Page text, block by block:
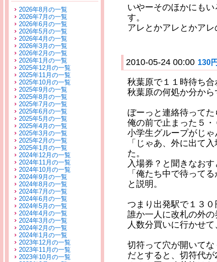
2026年8月の一覧
2026年7月の一覧
2026年6月の一覧
2026年5月の一覧
2026年4月の一覧
2026年3月の一覧
2026年2月の一覧
2026年1月の一覧
2025年12月の一覧
2025年11月の一覧
2025年10月の一覧
2025年9月の一覧
2025年8月の一覧
2025年7月の一覧
2025年6月の一覧
2025年5月の一覧
2025年4月の一覧
2025年3月の一覧
2025年2月の一覧
2025年1月の一覧
2024年12月の一覧
2024年11月の一覧
2024年10月の一覧
2024年9月の一覧
2024年8月の一覧
2024年7月の一覧
2024年6月の一覧
2024年5月の一覧
2024年4月の一覧
2024年3月の一覧
2024年2月の一覧
2024年1月の一覧
2023年12月の一覧
2023年11月の一覧
2023年10月の一覧
いやーそのほかにも
す。
アレとかアレとかア
2010-05-24 00:00 130
秋葉原で１１時待ち
秋葉原の何処か分か
ぼーっと連絡待ってた
俺の前で止まった５・
小学生グループがじ
「じゃあ、外に出て
た。
入場券？と聞きなおす
「俺たち中で待って
と説明。
つまり出発駅で１３
誰か一人に改札の外
人数分買いに行かせ
切符って穴が開いて
だとすると、切符代